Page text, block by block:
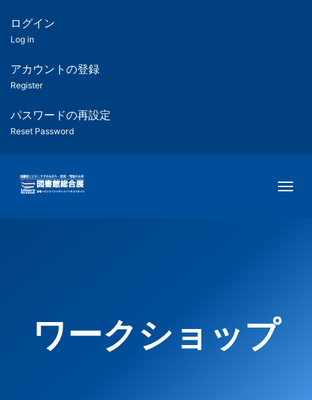
ツ
匿
名
ユ
ー
ー
用
メ
ログイン
Log in
アカウントの登録
Register
パスワードの再設定
Reset Password
ワークショップ